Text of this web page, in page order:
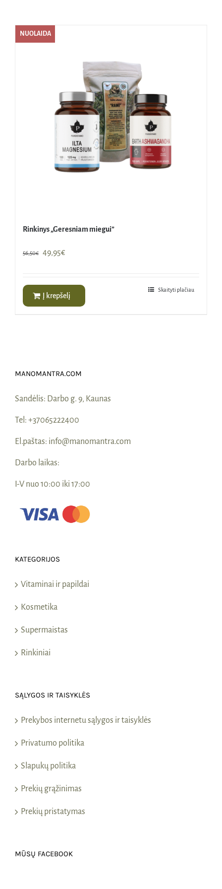
NUOLAIDA
Rinkinys „Geresniam miegui”
56,50€
Original
49,95€
49,95€.
Į krepšelį
Skaityti plačiau
MANOMANTRA.COM
Sandėlis: Darbo g. 9, Kaunas
Tel: +37065222400
El.paštas: info@manomantra.com
Darbo laikas:
I-V nuo 10:00 iki 17:00
KATEGORIJOS
Vitaminai ir papildai
Kosmetika
Supermaistas
Rinkiniai
SĄLYGOS IR TAISYKLĖS
Prekybos internetu sąlygos ir taisyklės
Privatumo politika
Slapukų politika
Prekių grąžinimas
Prekių pristatymas
MŪSŲ FACEBOOK